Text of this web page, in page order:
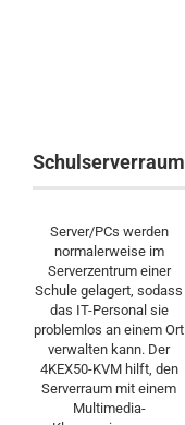
Schulserverraum
Server/PCs werden
normalerweise im
Serverzentrum einer
Schule gelagert, sodass
das IT-Personal sie
problemlos an einem Ort
verwalten kann. Der
4KEX50-KVM hilft, den
Serverraum mit einem
Multimedia-